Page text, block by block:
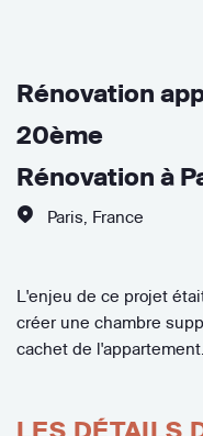
Rénovation
20ème
Rénovation à
Paris France
L'enjeu de ce projet
créer une chambre
cachet de l'appartement.